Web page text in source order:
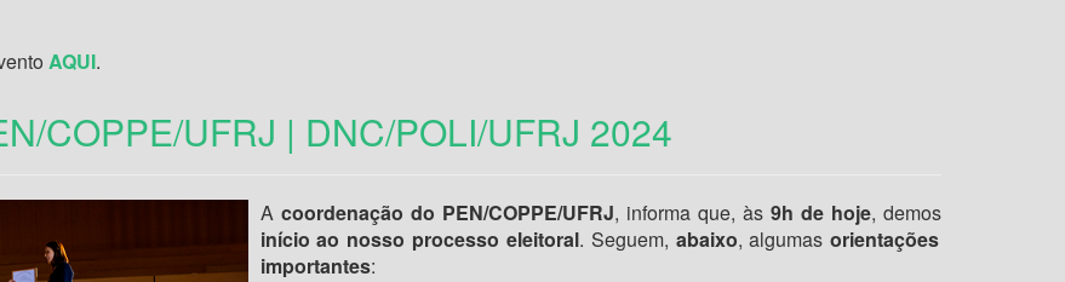
AQUI.
COPPE/UFRJ | DNC/POLI/UFRJ 2024
A coordenação do PEN/COPPE/UFRJ, informa que, às 9h de hoje, demos
início ao nosso processo eleitoral. Seguem, abaixo, algumasorientações
importantes: